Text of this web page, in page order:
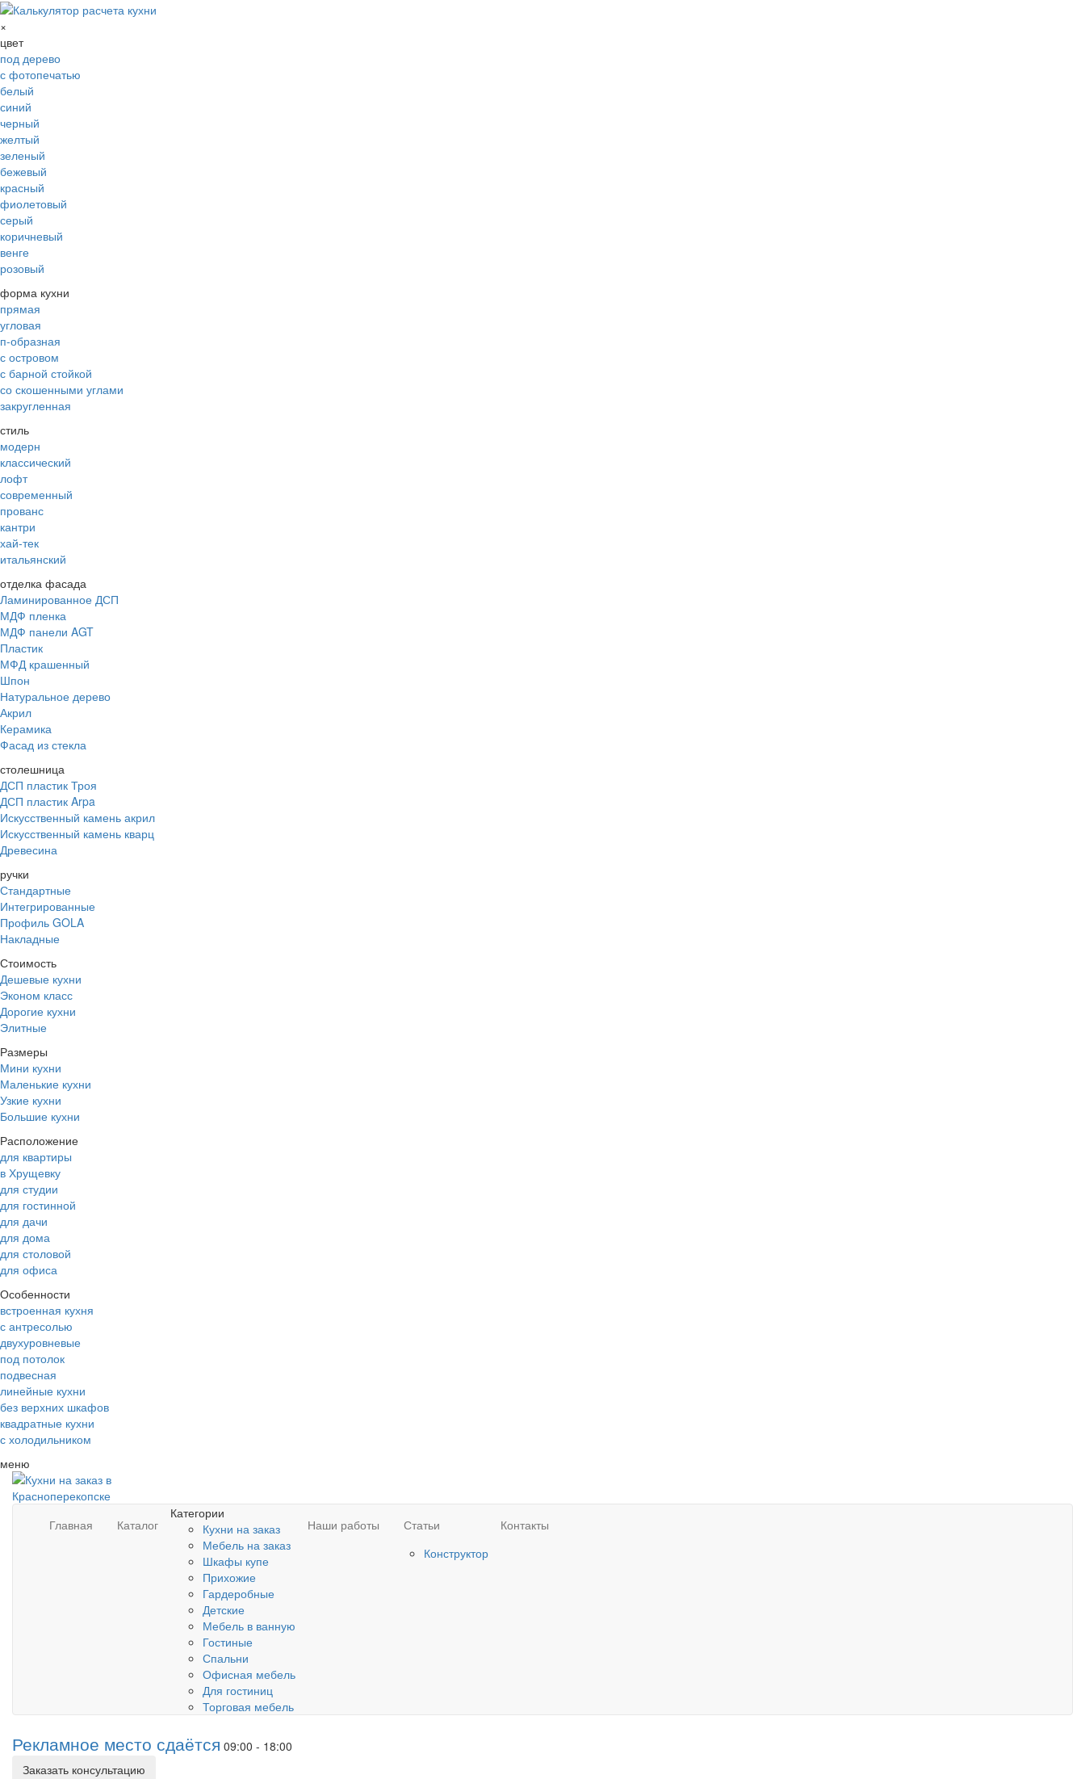
×
цвет
под дерево
с фотопечатью
белый
синий
черный
желтый
зеленый
бежевый
красный
фиолетовый
серый
коричневый
венге
розовый
форма кухни
прямая
угловая
п-образная
с островом
с барной стойкой
со скошенными углами
закругленная
стиль
модерн
классический
лофт
современный
прованс
кантри
хай-тек
итальянский
отделка фасада
Ламинированное ДСП
МДФ пленка
МДФ панели AGT
Пластик
МФД крашенный
Шпон
Натуральное дерево
Акрил
Керамика
Фасад из стекла
столешница
ДСП пластик Троя
ДСП пластик Arpa
Искусственный камень акрил
Искусственный камень кварц
Древесина
ручки
Стандартные
Интегрированные
Профиль GOLA
Накладные
Стоимость
Дешевые кухни
Эконом класс
Дорогие кухни
Элитные
Размеры
Мини кухни
Маленькие кухни
Узкие кухни
Большие кухни
Расположение
для квартиры
в Хрущевку
для студии
для гостинной
для дачи
для дома
для столовой
для офиса
Особенности
встроенная кухня
с антресолью
двухуровневые
под потолок
подвесная
линейные кухни
без верхних шкафов
квадратные кухни
с холодильником
меню
Главная Каталог
Категории
Кухни на заказ
Мебель на заказ
Шкафы купе
Прихожие
Гардеробные
Детские
Мебель в ванную
Гостиные
Спальни
Офисная мебель
Для гостиниц
Торговая мебель
Наши работы
Статьи
Конструктор
Контакты
Рекламное место сдаётся 09:00 - 18:00
Заказать консультацию